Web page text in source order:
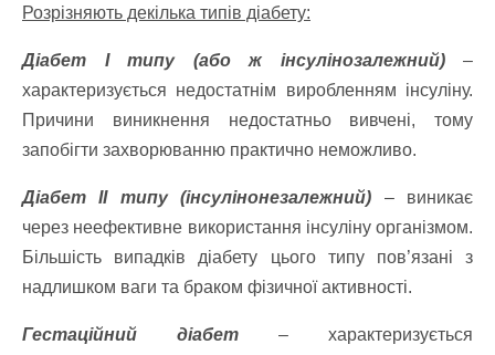
Розрізняють декілька типів діабету:
Діабет І типу (або ж інсулінозалежний)–
характеризується недостатнім виробленням інсуліну.
Причини виникнення недостатньо вивчені, тому
запобігти захворюванню практично неможливо.
Діабет ІІ типу (інсулінонезалежний) – виникає
через неефективне використання інсуліну організмом.
Більшість випадків діабету цього типу пов’язані з
надлишком ваги та браком фізичної активності.
Гестаційний діабет – характеризується